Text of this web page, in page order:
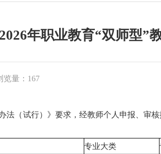
年职业教育“双师型”
览量： 167
（试行）》要求，经教师个人申报、审核
专业大类